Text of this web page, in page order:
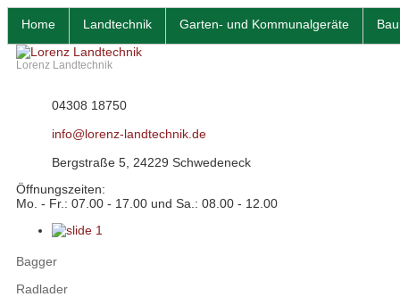
Home Landtechnik Garten- und Kommunalgeräte
Lorenz Landtechnik
04308 18750
info@lorenz-landtechnik.de
Bergstraße 5, 24229 Schwedeneck
Öffnungszeiten:
Mo. - Fr.: 07.00 - 17.00 und Sa.: 08.00 - 12.00
Bagger
Radlader